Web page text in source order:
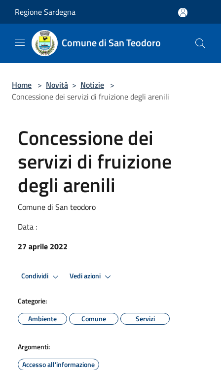
Regione Sardegna
Comune di San Teodoro
Home > Novità > Notizie >
Concessione dei servizi di fruizione degli arenili
Concessione dei
servizi di fruizione
degli arenili
Comune di San teodoro
Data :
27 aprile 2022
Condividi Vedi azioni
Categorie:
Ambiente
Comune Servizi
Argomenti:
Accesso all'informazione